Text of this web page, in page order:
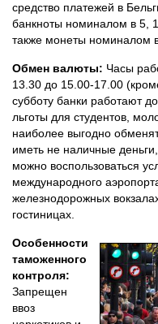
средство платежей в
банкноты номиналом в 5,
также монеты номиналом
Обмен валюты: Часы
13.30 до 15.00-17.00
субботу банки работают
льготы для студентов,
наиболее выгодно
иметь не наличные
можно воспользоваться
международного
железнодорожных
гостиницах.
Особенности
таможенного
контроля:
Запрещен
ввоз